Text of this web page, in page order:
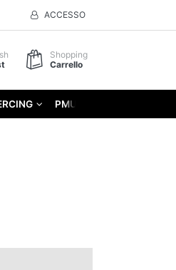
ACCESSO
Shopping
Carrello
PMU